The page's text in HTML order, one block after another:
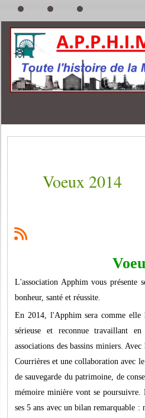
Voeux 2014
L'association Apphim vous présente
bonheur, santé et réussite.
En 2014, l'Apphim sera comme elle
sérieuse et reconnue travaillant
associations des bassins miniers.
Courrières et une collaboration avec
de sauvegarde du patrimoine, de
mémoire minière vont se poursuivre.
ses 5 ans avec un bilan remarquable :